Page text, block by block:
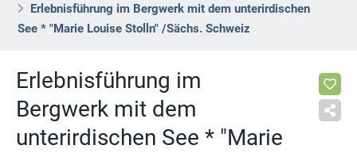
Erlebnisführung im Bergwerk mit dem unterirdischen
See * "Marie Louise Stolln" /Sächs. Schweiz
Erlebnisführung im
Bergwerk mit dem
unterirdischen See * "Marie